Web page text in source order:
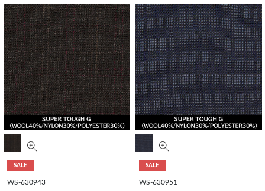
SALE
WS-630943
SALE
WS-630951